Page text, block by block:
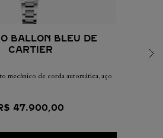
BALLON BLEU DE
CARTIER
mecânico de corda automática, aço
47.900,00